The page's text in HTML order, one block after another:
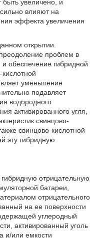
увеличено, и
влияют на
эффекта увеличения
открытии.
проблем в
обеспечение гибридной
уменьшение
подавляет
водородного
активированного угля,
свинцово-
свинцово-кислотной
эту гибридную
отрицательную
батареи,
отрицательного
на ее поверхности
углеродный
активированный уголь
и/или емкости